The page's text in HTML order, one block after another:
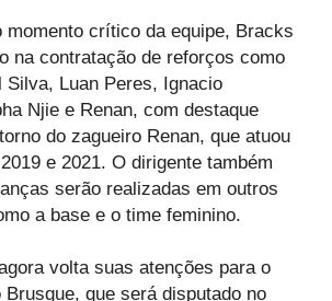
momento crítico da equipe, Bracks
na contratação de reforços como
Silva, Luan Peres, Ignacio
Njie e Renan, com destaque
do zagueiro Renan, que atuou
e 2021. O dirigente também
serão realizadas em outros
a base e o time feminino.
volta suas atenções para o
que será disputado no